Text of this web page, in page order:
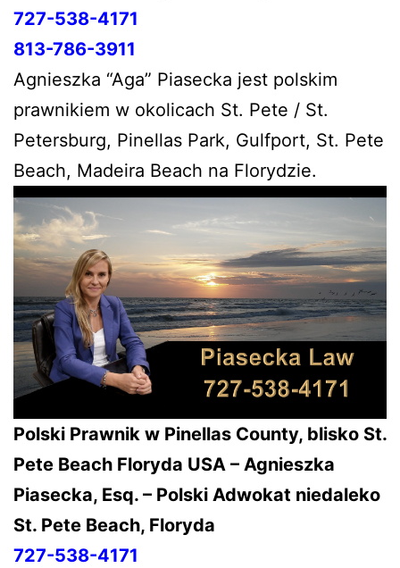
727-538-4171
813-786-3911
Agnieszka “Aga” Piasecka jest polskim
prawnikiem w okolicach St. Pete / St.
Petersburg, Pinellas Park, Gulfport, St. Pete
Beach, Madeira Beach na Florydzie.
Polski Prawnik w Pinellas County, blisko St.
Pete Beach Floryda USA – Agnieszka
Piasecka, Esq. – Polski Adwokat niedaleko
St. Pete Beach, Floryda
727-538-4171